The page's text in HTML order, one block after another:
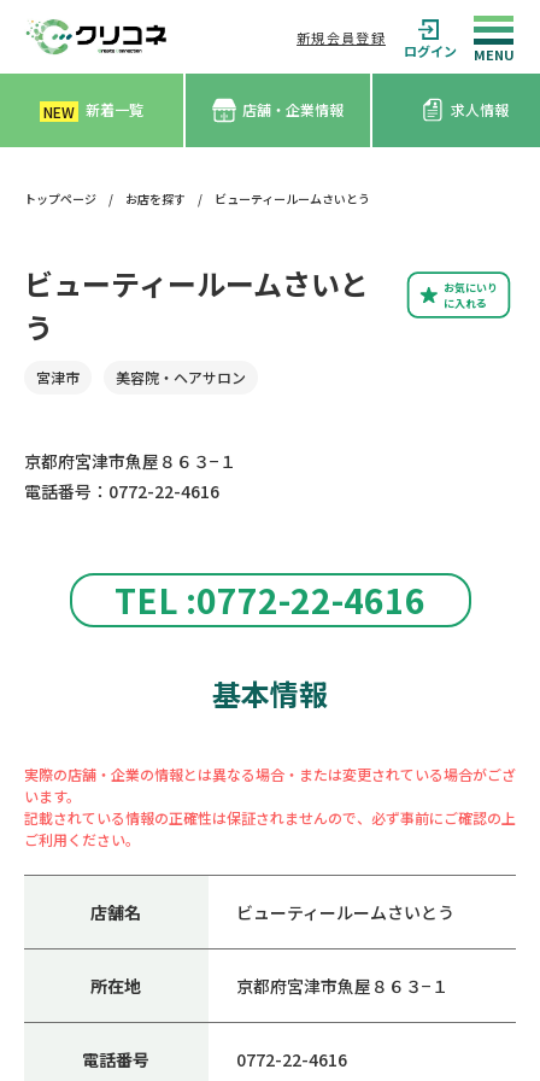
新規会員登録
ログイン
NEW 新着一覧 店舗・企業情報 求人情報
トップページ / お店を探す / ビューティールームさいとう
TEL :0772-22-4616
お気にいり
に入れる
ビューティールームさいと
う
宮津市 美容院・ヘアサロン
京都府宮津市魚屋８６３−１
電話番号：0772-22-4616
基本情報
実際の店舗・企業の情報とは異なる場合・または変更されている場合がござ
います。
記載されている情報の正確性は保証されませんので、必ず事前にご確認の上
ご利用ください。
店舗名 ビューティールームさいとう
所在地 京都府宮津市魚屋８６３−１
電話番号 0772-22-4616